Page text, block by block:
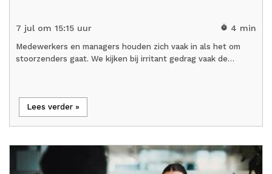
7 jul om 15:15 uur timer 4 min
Medewerkers en managers houden zich vaak in als het om
stoorzenders gaat. We kijken bij irritant gedrag vaak de…
Lees verder »